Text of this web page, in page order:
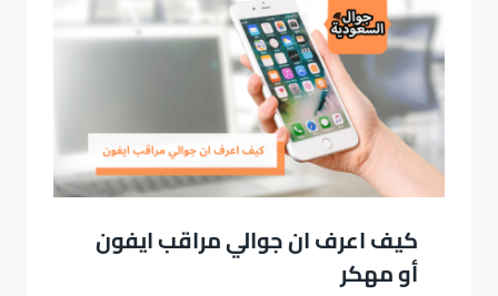
كيف اعرف ان جوالي مراقب ايفون
أو مهكر